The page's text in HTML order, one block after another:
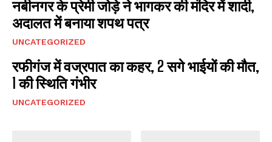
नबीनगर के प्रेमी जोड़े ने भागकर की मंदिर में शादी,
अदालत में बनाया शपथ पत्र
UNCATEGORIZED
रफीगंज में वज्रपात का कहर, 2 सगे भाईयों की मौत,
1 की स्थिति गंभीर
UNCATEGORIZED